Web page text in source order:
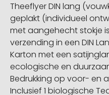
Theeflyer DIN lang
geplakt (individueel
met aangehecht stokje
verzending in een DIN
Karton met een
ecologische en
Bedrukking op voor- en
Inclusief 1 biologische